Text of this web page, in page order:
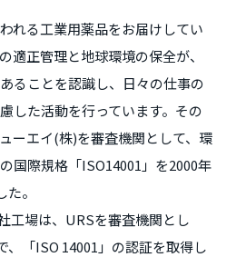
れる工業用薬品をお届けしてい
適正管理と地球環境の保全が、
ることを認識し、日々の仕事の
した活動を行っています。その
ーエイ(株)を審査機関として、環
国際規格「ISO14001」を2000年
。
工場は、URSを審査機関とし
、「ISO 14001」の認証を取得し